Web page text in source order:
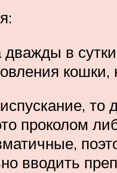
в
проколом
вводить